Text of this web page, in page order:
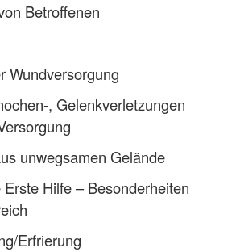
Betroffenen
Wundversorgung
, Gelenkverletzungen
unwegsamen Gelände
Hilfe – Besonderheiten
Erfrierung